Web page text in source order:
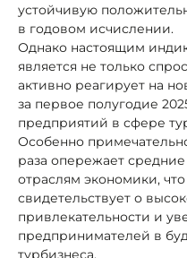
устойчивую
в годовом исчислении.
Однако настоящим
является не только
активно реагирует на
за первое полугодие
предприятий в сфере
Особенно
раза опережает
отраслям экономики,
свидетельствует о
привлекательности и
предпринимателей в
турбизнеса.